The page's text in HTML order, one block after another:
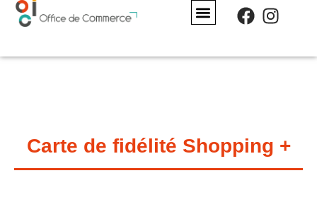
Carte de fidélité Shopping +
Panneau de gestion des cookies